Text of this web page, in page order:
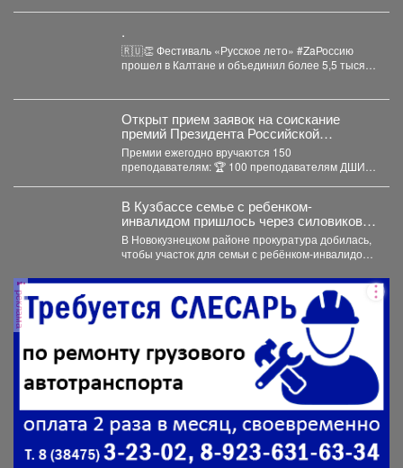
.
🇷🇺👏 Фестиваль «Русское лето» #ZaРоссию
прошел в Калтане и объединил более 5,5 тысяч
Открыт прием заявок на соискание
премий Президента Российской
Федерации для преподавателей в
области музыкального искусства в 2026
году.
Премии ежегодно вручаются 150
преподавателям: 🏆 100 преподавателям ДШИ
В Кузбассе семье с ребенком-
инвалидом пришлось через силовиков
просить воду в дом
В Новокузнецком районе прокуратура добилась,
чтобы участок для семьи с ребёнком-инвалидом
реклама